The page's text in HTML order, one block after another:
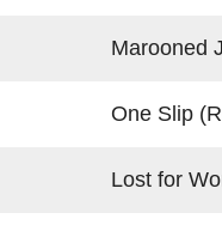
Marooned
One Slip
Lost for Words